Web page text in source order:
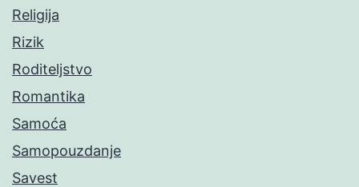
Religija
Rizik
Roditeljstvo
Romantika
Samoća
Samopouzdanje
Savest